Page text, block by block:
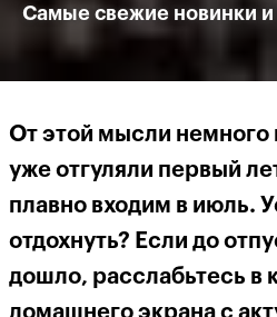
Самые свежие новинки
От этой мысли немного
уже отгуляли первый
плавно входим в июль.
отдохнуть? Если до
дошло, расслабьтесь в
домашнего экрана с